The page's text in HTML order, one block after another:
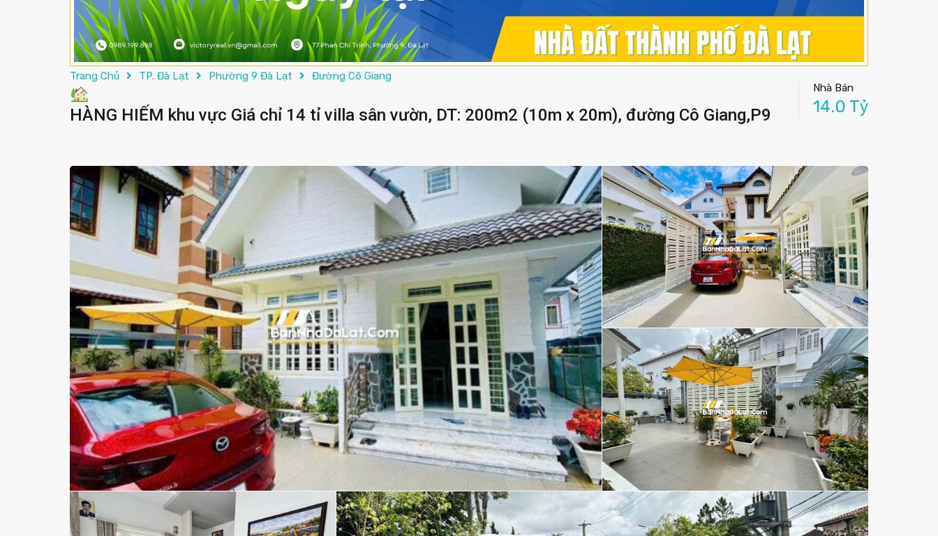
Trang Chủ TP. Đà Lạt Phường 9 Đà Lạt Đường Cô Giang
HÀNG HIẾM khu vực Giá chỉ 14 tỉ villa sân vườn, DT: 200m2 (10m x 20m), đường Cô Giang,P9
Nhà Bán
14.0 Tỷ